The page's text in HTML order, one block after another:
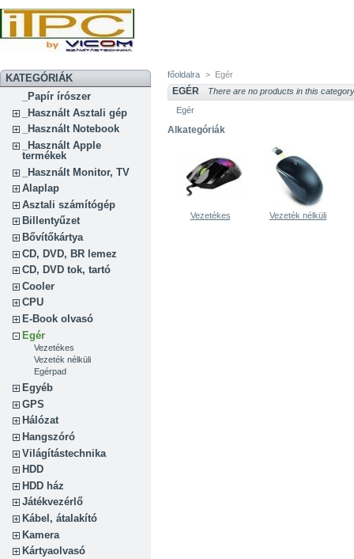
KATEGÓRIÁK
_Papír írószer
_Használt Asztali gép
_Használt Notebook
_Használt Apple
termékek
_Használt Monitor, TV
Alaplap
Asztali számítógép
Billentyűzet
Bővítőkártya
CD, DVD, BR lemez
CD, DVD tok, tartó
Cooler
CPU
E-Book olvasó
Egér
Vezetékes
Vezeték nélküli
Egérpad
Egyéb
GPS
Hálózat
Hangszóró
Világítástechnika
HDD
HDD ház
Játékvezérlő
Kábel, átalakító
Kamera
Kártyaolvasó
főoldalra > Egér
EGÉR There are no products in this category
Egér
Alkategóriák
Vezetékes Vezeték nélküli